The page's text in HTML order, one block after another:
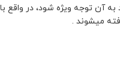
آن توجه ویژه شود، در
میشوند .